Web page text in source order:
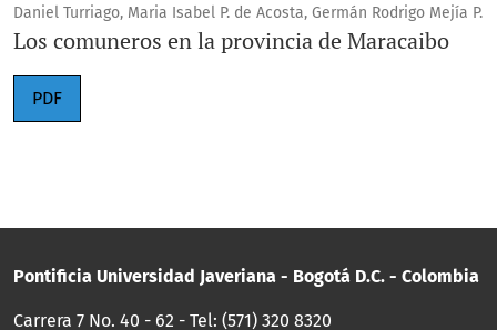
Daniel Turriago, Maria Isabel P. de Acosta, Germán Rodrigo Mejía P.
Los comuneros en la provincia de Maracaibo
PDF
Pontificia Universidad Javeriana - Bogotá D.C. - Colombia
Carrera 7 No. 40 - 62 - Tel: (571) 320 8320